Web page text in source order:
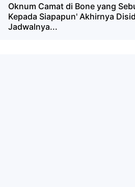
Oknum Camat di Bone yang
Kepada Siapapun' Akhirnya
Jadwalnya...